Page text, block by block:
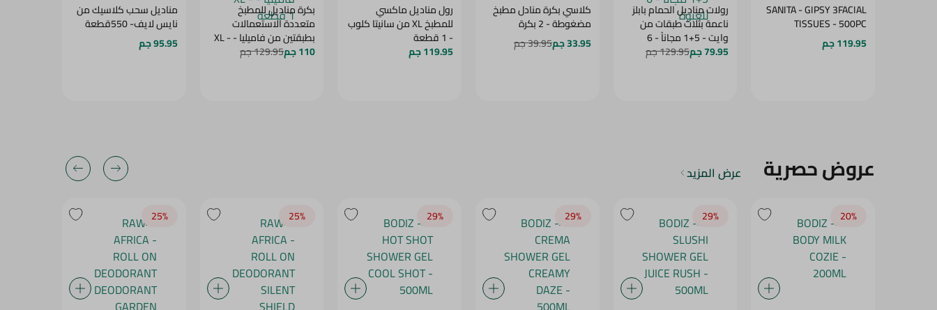
SANITA - GIPSY 3FACIAL
TISSUES - 500PC
119.95 جم
رولات مناديل الحمام بابلز
ناعمة بثلاث طبقات من
وايت - 5+1 مجاناً - 6
للعبوة
79.95 جم 129.95 جم
كلاسي بكرة منادل مطبخ
مضغوطة - 2 بكرة
33.95 جم
39.95 جم
رول مناديل ماكسي
للمطبخ XL من سانيتا كلوب
- 1 قطعة
119.95 جم
بكرة مناديل للمطبخ
متعددة الاستعمالات
بطبقتين من فاميليا - XL -
1 قطعة
110 جم 129.95 جم
مناديل سحب كلاسيك من
نايس لايف- 550قطعة
95.95 جم
عروض حصرية عرض المزيد
20‎%‎
29‎%‎
29‎%‎
29‎%‎
25‎%‎
25‎%‎